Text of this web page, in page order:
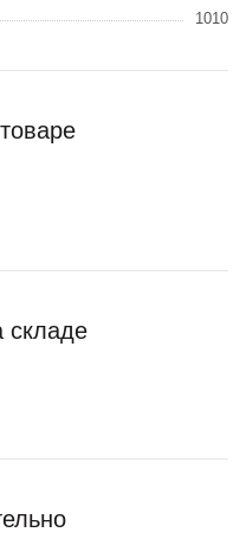
1010
складе